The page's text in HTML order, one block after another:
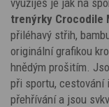
trenýrky Crocodile
přiléhavý střih,
originálnígrafikou
hnědým prošitím.
při sportu, cestování
přehřívání a jsou